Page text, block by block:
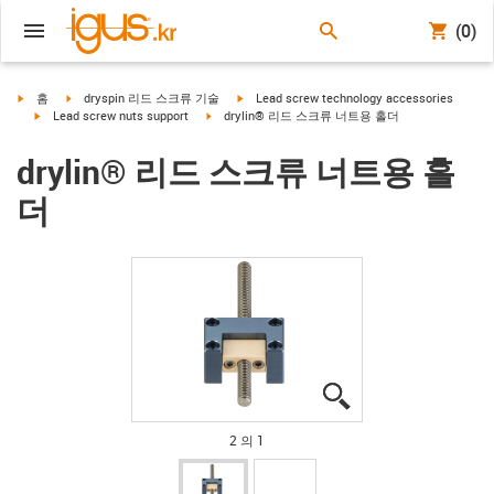
(0)
igus-icon-arrow-right
홈 igus-icon-arrow-right
dryspin 리드 스크류 기술 igus-icon-arrow-right
Lead screw technology accessories
igus-icon-arrow-right
Lead screw nuts support igus-icon-arrow-right
drylin® 리드 스크류 너트용 홀더
drylin® 리드 스크류 너트용 홀
더
2 의 1